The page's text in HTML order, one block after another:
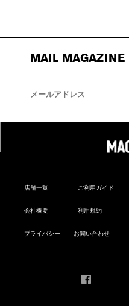
MAIL MAGAZINE
店舗一覧 ご利用ガイド
会社概要 利用規約
プライバシー お問い合わせ